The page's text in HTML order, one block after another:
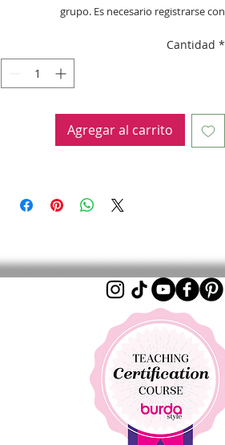
grupo. Es necesario registrarse con
antes de la reunión.
Vigencia de la tarjeta 4 meses desde la fecha de
Cantidad *
Agregar al carrito